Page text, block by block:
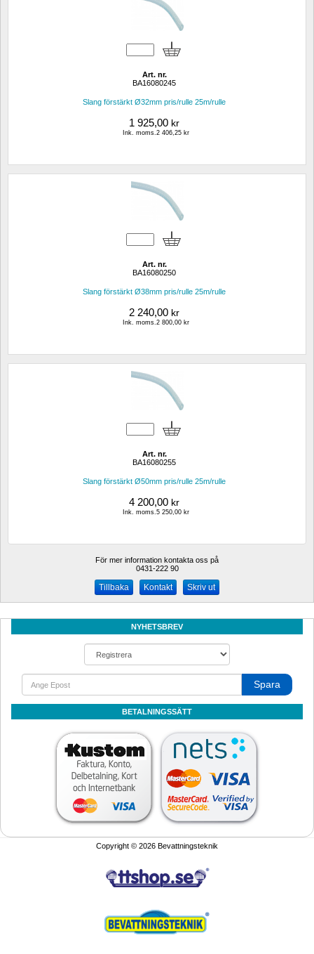
Art. nr.
BA16080245
Slang förstärkt Ø32mm pris/rulle 25m/rulle
1 925,00 kr
Ink. moms.2 406,25 kr
Art. nr.
BA16080250
Slang förstärkt Ø38mm pris/rulle 25m/rulle
2 240,00 kr
Ink. moms.2 800,00 kr
Art. nr.
BA16080255
Slang förstärkt Ø50mm pris/rulle 25m/rulle
4 200,00 kr
Ink. moms.5 250,00 kr
För mer information kontakta oss på
0431-222 90
Kontakt Skriv ut
NYHETSBREV
Spara
BETALNINGSSÄTT
Copyright © 2026 Bevattningsteknik